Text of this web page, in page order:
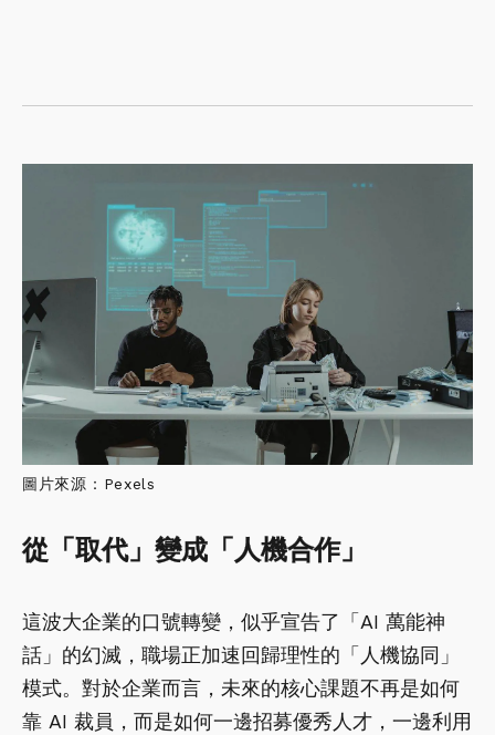
圖片來源：Pexels
從「取代」變成「人機合作」
這波大企業的口號轉變，似乎宣告了「AI 萬能神
話」的幻滅，職場正加速回歸理性的「人機協同」
模式。對於企業而言，未來的核心課題不再是如何
靠 AI 裁員，而是如何一邊招募優秀人才，一邊利用